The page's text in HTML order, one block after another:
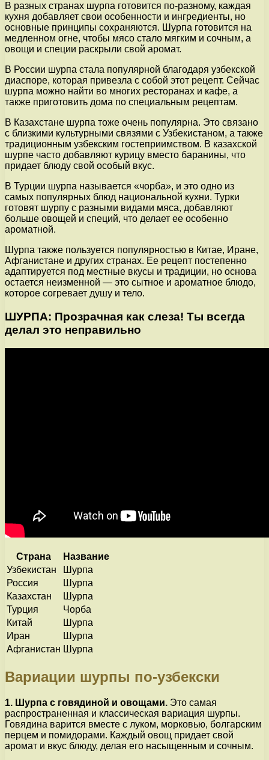
В разных странах шурпа готовится по-разному, каждая
кухня добавляет свои особенности и ингредиенты, но
основные принципы сохраняются. Шурпа готовится на
медленном огне, чтобы мясо стало мягким и сочным, а
овощи и специи раскрыли свой аромат.
В России шурпа стала популярной благодаря узбекской
диаспоре, которая привезла с собой этот рецепт. Сейчас
шурпа можно найти во многих ресторанах и кафе, а
также приготовить дома по специальным рецептам.
В Казахстане шурпа тоже очень популярна. Это связано
с близкими культурными связями с Узбекистаном, а также
традиционным узбекским гостеприимством. В казахской
шурпе часто добавляют курицу вместо баранины, что
придает блюду свой особый вкус.
В Турции шурпа называется «чорба», и это одно из
самых популярных блюд национальной кухни. Турки
готовят шурпу с разными видами мяса, добавляют
больше овощей и специй, что делает ее особенно
ароматной.
Шурпа также пользуется популярностью в Китае, Иране,
Афганистане и других странах. Ее рецепт постепенно
адаптируется под местные вкусы и традиции, но основа
остается неизменной — это сытное и ароматное блюдо,
которое согревает душу и тело.
ШУРПА: Прозрачная как слеза! Ты всегда
делал это неправильно
Страна
Название
Узбекистан
Шурпа
Россия
Шурпа
Казахстан
Шурпа
Турция
Чорба
Китай
Шурпа
Иран
Шурпа
Афганистан Шурпа
Вариации шурпы по-узбекски
1. Шурпа с говядиной и овощами. Это самая
распространенная и классическая вариация шурпы.
Говядина варится вместе с луком, морковью, болгарским
перцем и помидорами. Каждый овощ придает свой
аромат и вкус блюду, делая его насыщенным и сочным.